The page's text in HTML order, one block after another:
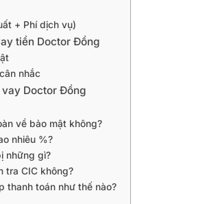
+ Phí dịch vụ)
tiền Doctor Đồng
nhắc
Doctor Đồng
về bảo mật không?
nhiêu %?
những gì?
tra CIC không?
thanh toán như thế nào?